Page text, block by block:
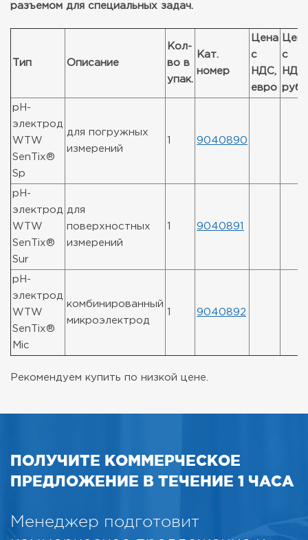
разъемом для специальных задач.
Тип Описание
Кол-
во в
упак.
Кат.
номер
Цена
с
НДС,
евро
с
НДС,
руб
pH-
электрод
WTW
SenTix®
Sp
для погружных
измерений
9040890
pH-
электрод
WTW
SenTix®
Sur
для
поверхностных
измерений
9040891
pH-
электрод
WTW
SenTix®
Mic
комбинированный
микроэлектрод
9040892
Рекомендуем купить по низкой цене.
ПОЛУЧИТЕ КОММЕРЧЕСКОЕ
ПРЕДЛОЖЕНИЕ В ТЕЧЕНИЕ 1 ЧАСА
Менеджер подготовит